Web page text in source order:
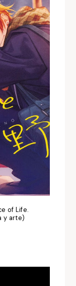
of Life.
y arte)